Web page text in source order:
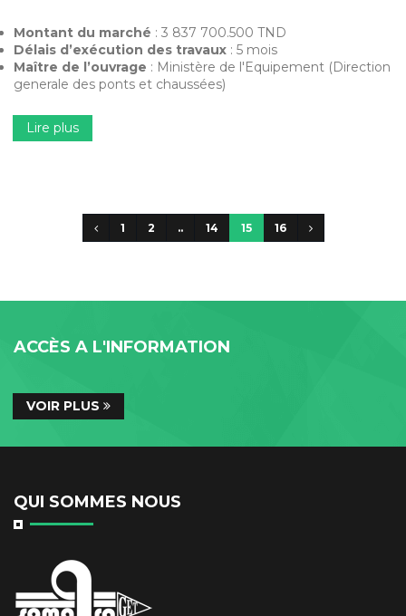
Montant du marché : 3 837 700.500 TND
Délais d’exécution des travaux : 5 mois
Maître de l’ouvrage : Ministère de l'Equipement (Direction
generale des ponts et chaussées)
Lire plus
1 2 .. 14 15 16
ACCÈS A L'INFORMATION
VOIR PLUS
QUI SOMMES NOUS